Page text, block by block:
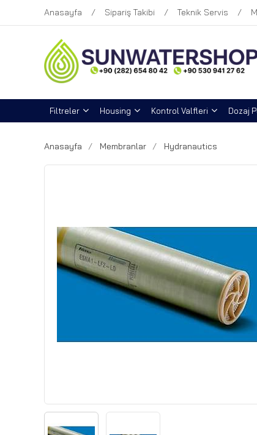
Anasayfa Sipariş Takibi Teknik Servis
Filtreler Housing Kontrol Valfleri Dozaj
Anasayfa Membranlar Hydranautics